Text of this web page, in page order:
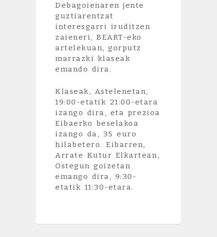
Debagoienaren jente
guztiarentzat
interesgarri iruditzen
zaieneri, BEART-eko
artelekuan, gorputz
marrazki klaseak
emando dira.
Klaseak, Astelenetan,
19:00-etatik 21:00-etara
izango dira, eta prezioa
Eibaerko beselakoa
izango da, 35 euro
hilabetero. Eibarren,
Arrate Kutur Elkartean,
Ostegun goizetan
emango dira, 9:30-
etatik 11:30-etara.